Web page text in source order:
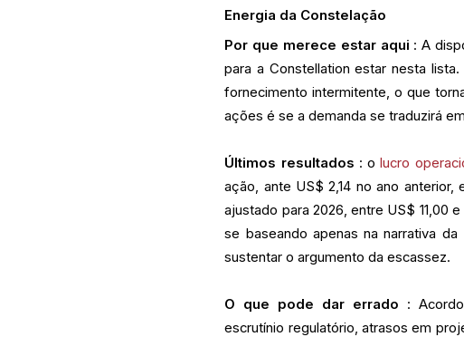
Energia da Constelação
Por que merece estar aqui : A
para a Constellation estar nesta
fornecimento intermitente, o que
ações é se a demanda se traduzirá
Últimos resultados : olucro
ação, ante US$ 2,14 no ano
ajustado para 2026, entre US$ 11,00
se baseando apenas na narrativa
sustentar o argumento da escassez.
O que pode dar errado :
escrutínio regulatório, atrasos em